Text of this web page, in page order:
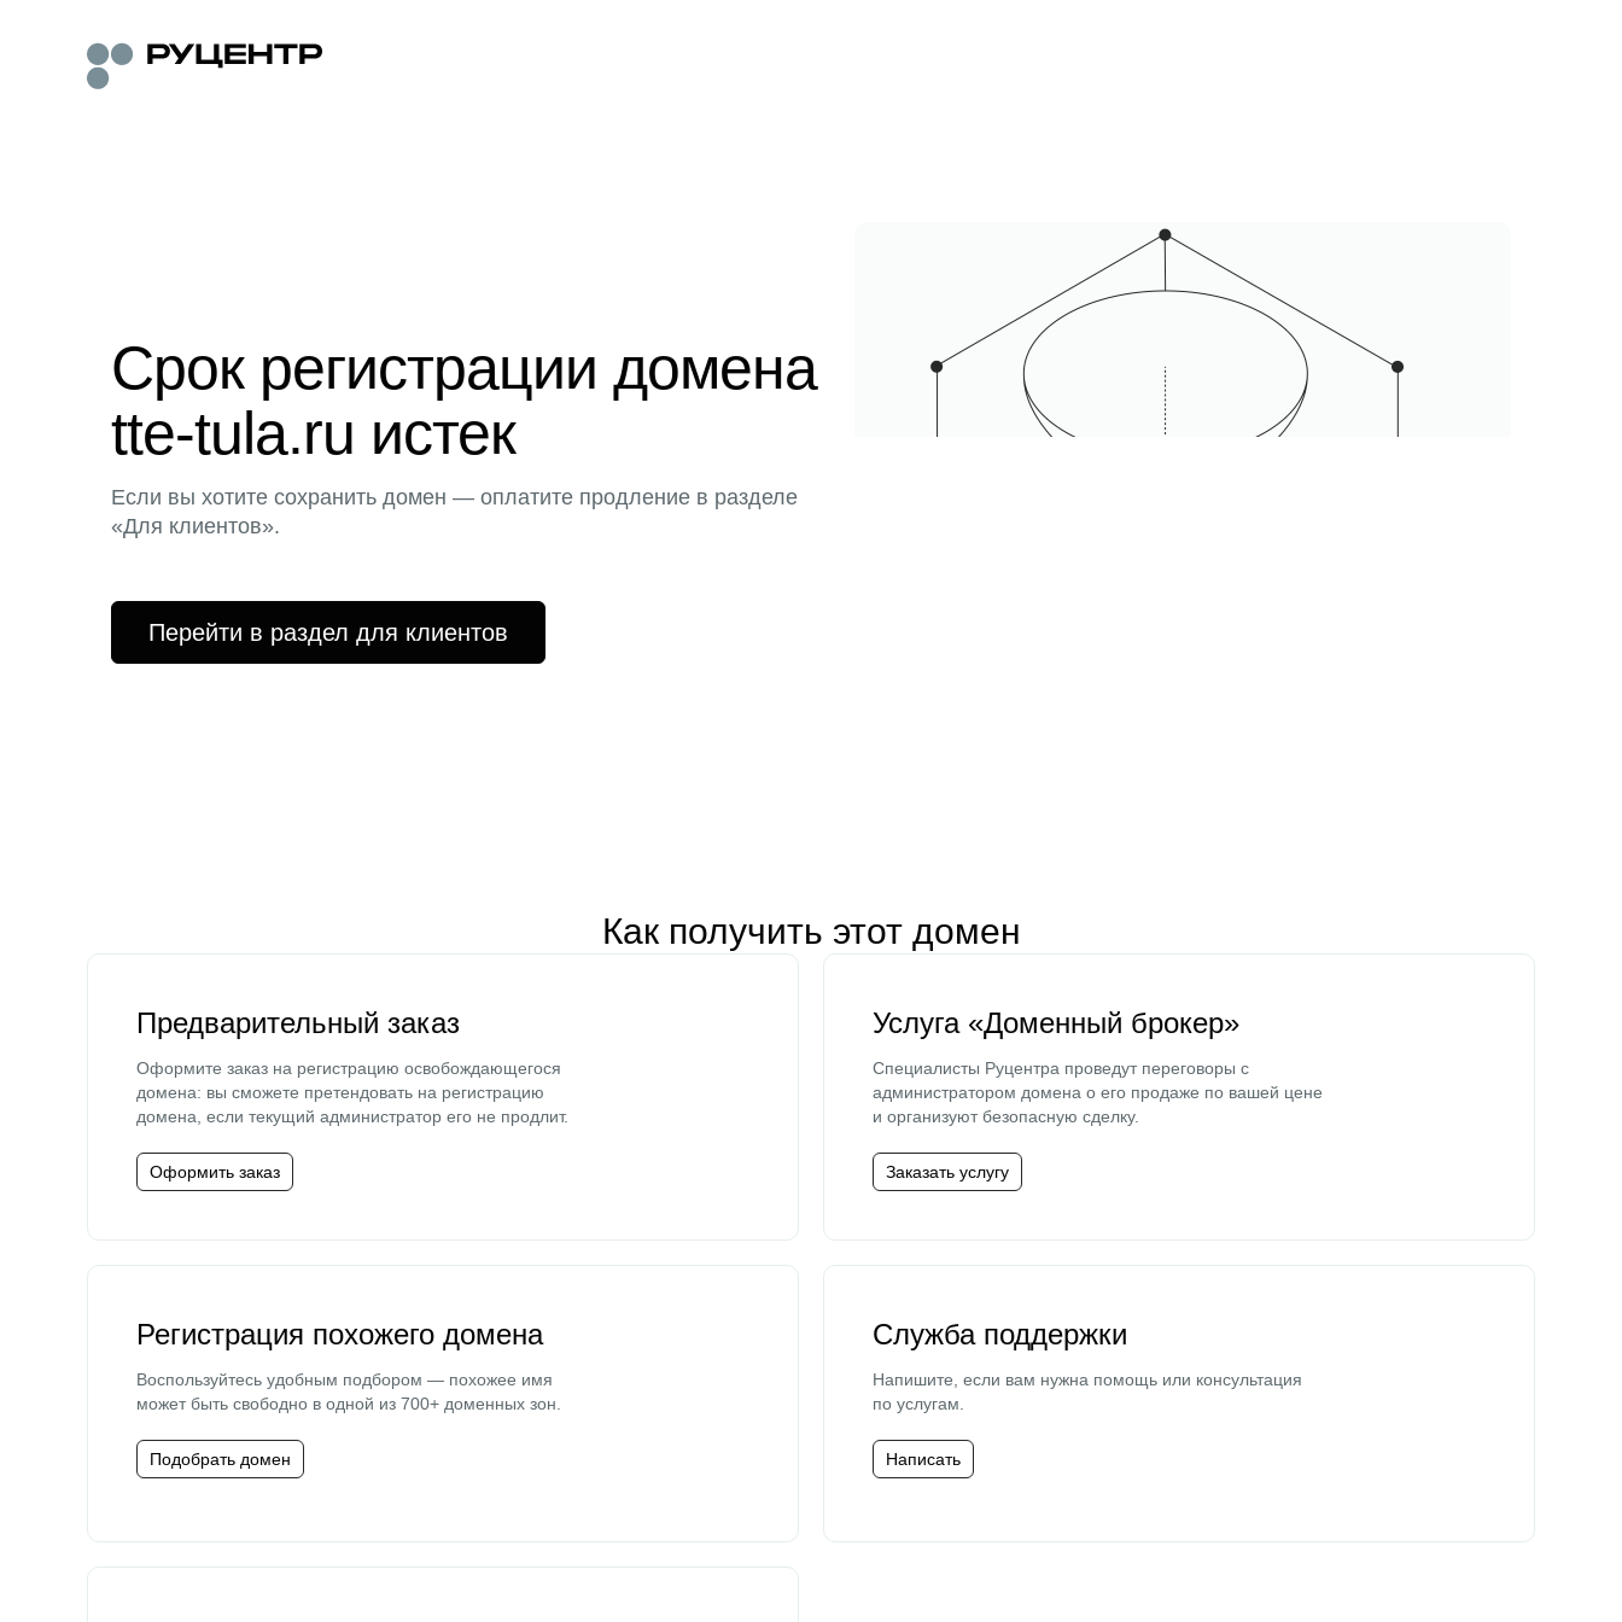
Срок регистрации домена
tte-tula.ru истек
Если вы хотите сохранить домен — оплатите продление в разделе
«Для клиентов».
Перейти в раздел для клиентов
Как получить этот домен
Предварительный заказ
Оформите заказ на регистрацию освобождающегося
домена: вы сможете претендовать на регистрацию
домена, если текущий администратор его не продлит.
Оформить заказ
Услуга «Доменный брокер»
Специалисты Руцентра проведут переговоры с
администратором домена о его продаже по вашей цене
и организуют безопасную сделку.
Заказать услугу
Регистрация похожего домена
Воспользуйтесь удобным подбором — похожее имя
может быть свободно в одной из 700+ доменных зон.
Подобрать домен
Служба поддержки
Напишите, если вам нужна помощь или консультация
по услугам.
Написать